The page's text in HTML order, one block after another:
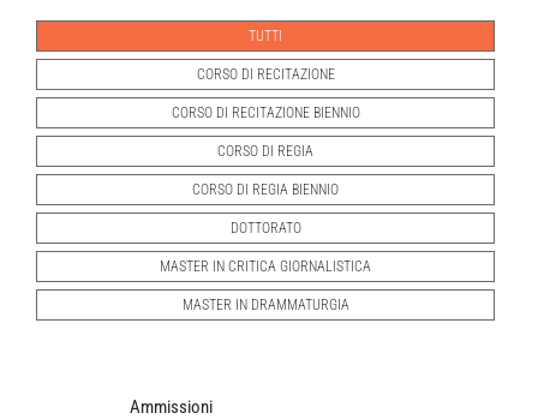
TUTTI
CORSO DI RECITAZIONE
CORSO DI RECITAZIONE BIENNIO
CORSO DI REGIA
CORSO DI REGIA BIENNIO
DOTTORATO
MASTER IN CRITICA GIORNALISTICA
MASTER IN DRAMMATURGIA
Ammissioni